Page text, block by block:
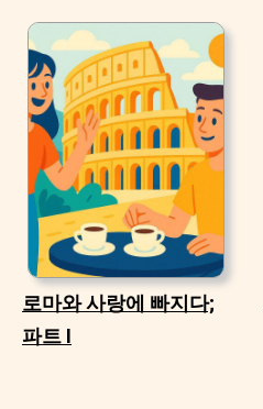
로마와 사랑에 빠지다;
파트 I